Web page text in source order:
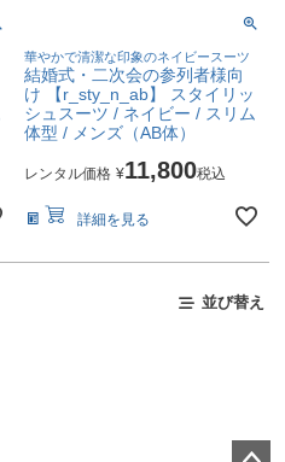
華やかで清潔な印象のネイビースーツ
結婚式・二次会の参列者様向
け 【r_sty_n_ab】 スタイリッ
シュスーツ / ネイビー / スリム
体型 / メンズ（AB体）
レンタル価格 ¥11,800税込
詳細を見る
並び替え